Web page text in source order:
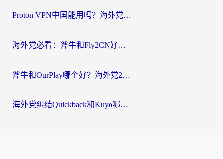
Proton VPN中国能用吗？海外党选回国加速器的避坑指南（附番茄加速器实测）
海外党必看：斧牛和Fly2CN好用吗？3招教你选对回国加速器（附免费试用攻略）
斧牛和OurPlay哪个好？海外党2026亲测：选对加速器，国内资源秒加载
海外党纠结Quickback和Kuyo哪个好？选对回国加速器才能无缝刷国内资源